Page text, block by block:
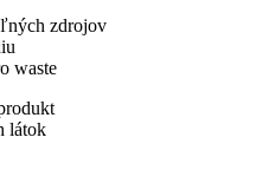
zdrojov
waste
látok